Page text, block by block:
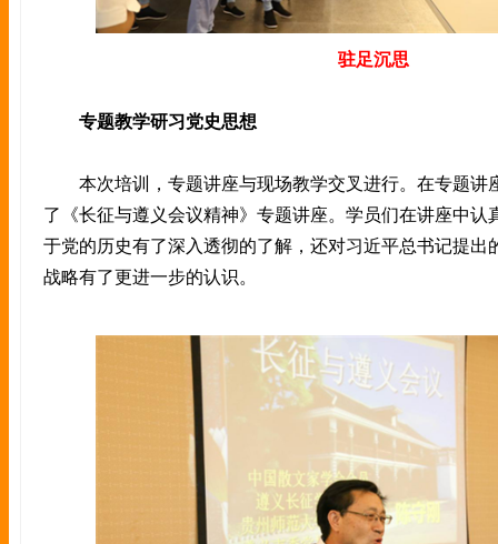
驻足沉思
专题教学研习党史思想
本次培训，专题讲座与现场教学交叉进行。在专题讲
了《长征与遵义会议精神》专题讲座。学员们在讲座中认
于党的历史有了深入透彻的了解，还对习近平总书记提出
战略有了更进一步的认识。